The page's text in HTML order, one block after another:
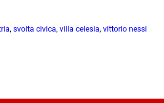
, svolta civica, villa celesia, vittorio nessi